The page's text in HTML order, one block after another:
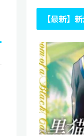
【最新】